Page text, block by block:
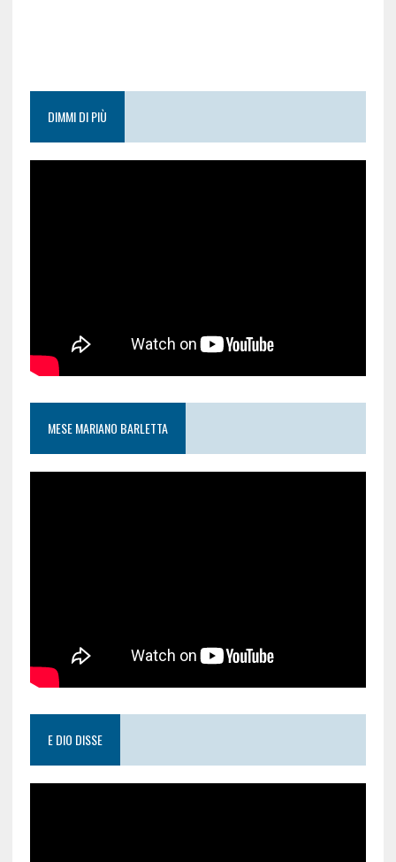
DIMMI DI PIÙ
MESE MARIANO BARLETTA
E DIO DISSE